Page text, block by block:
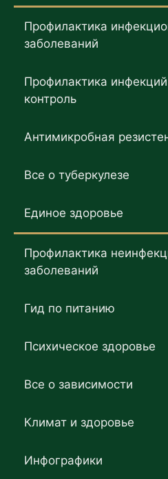
Профилактика
заболеваний
Профилактика
контроль
Антимикробная
Все о туберкулезе
Единое здоровье
Профилактика
заболеваний
Гид по питанию
Психическое здоровье
Все о зависимости
Климат и здоровье
Инфографики